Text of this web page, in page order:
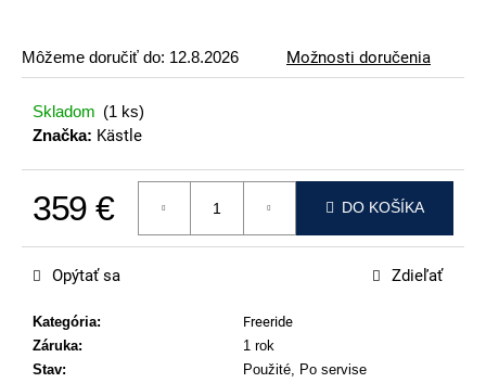
Môžeme doručiť do: 12.8.2026 Možnosti doručenia
Skladom (1 ks)
Značka: Kästle
359 €
Jednotková cena:
DO KOŠÍKA
Kategória:
Freeride
Záruka:
1 rok
Stav:
Použité, Po servise
Opýtať sa Zdieľať
o
r
ú
č
e
ATOMIC
REDSTER
J2(SPORT
EDITION)
89